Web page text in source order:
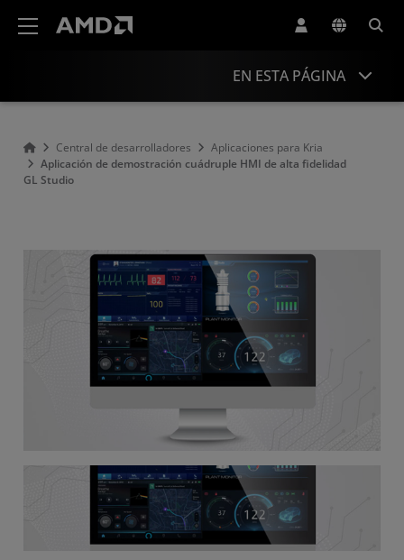
EN ESTA PÁGINA
Recursos
Central de desarrolladores
Aplicaciones para Kria
Aplicación de demostración cuádruple HMI de alta fidelidad
GL Studio